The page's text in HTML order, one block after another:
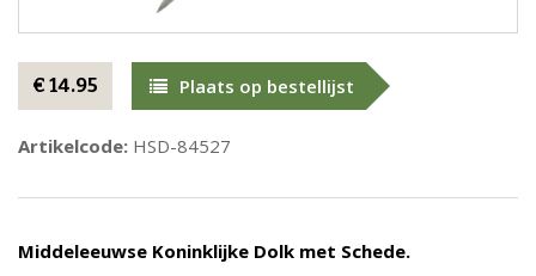
€ 14.95 Plaats op bestellijst
Artikelcode: HSD-84527
Middeleeuwse Koninklijke Dolk met Schede.